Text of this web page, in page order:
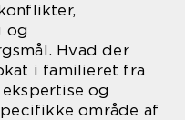
og
Hvad der
i familieret fra
og
område af